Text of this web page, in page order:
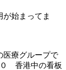
が始まってま
療グループで
０ 香港中の看板